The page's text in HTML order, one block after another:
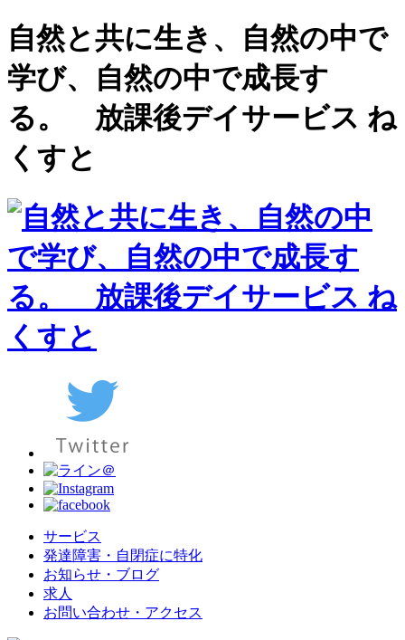
自然と共に生き、自然の中で
学び、自然の中で成長す
る。 放課後デイサービス ね
くすと
サービス
発達障害・自閉症に特化
お知らせ・ブログ
求人
お問い合わせ・アクセス